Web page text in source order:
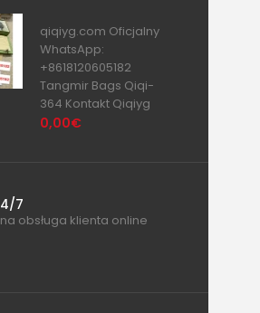
qiqiyg.com Oficjalny
WhatsApp:
+8618120605182
Tangmir Bags Qiqi-
364 Kontakt Qiqiyg
0,00€
7
obsługa klienta online